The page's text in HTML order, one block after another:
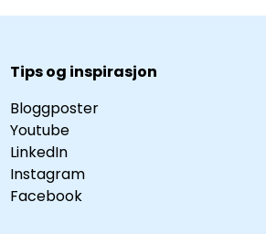
Tips og inspirasjon
Bloggposter
Youtube
LinkedIn
Instagram
Facebook